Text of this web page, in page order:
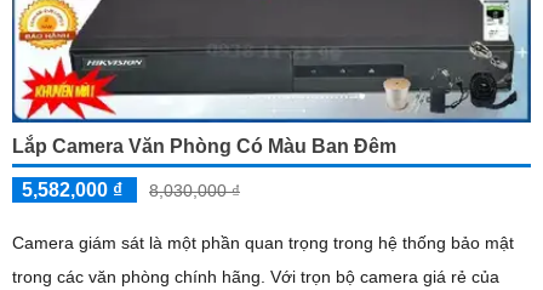
Lắp Camera Văn Phòng Có Màu Ban Đêm
5,582,000 ₫ 8,030,000 ₫
Camera giám sát là một phần quan trọng trong hệ thống bảo mật
trong các văn phòng chính hãng. Với trọn bộ camera giá rẻ của